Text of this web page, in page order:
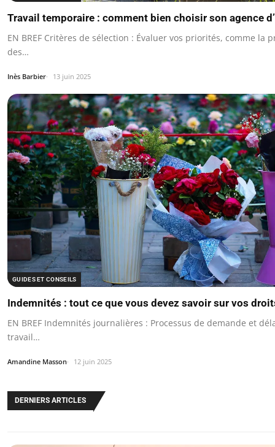
Travail temporaire : comment bien choisir son agence
EN BREF Critères de sélection : Évaluer vos priorités, comme la
des…
Inès Barbier 13 juin 2025
GUIDES ET CONSEILS
Indemnités : tout ce que vous devez savoir sur vos
EN BREF Indemnités journalières : Processus de demande et
travail…
Amandine Masson 12 juin 2025
DERNIERS ARTICLES